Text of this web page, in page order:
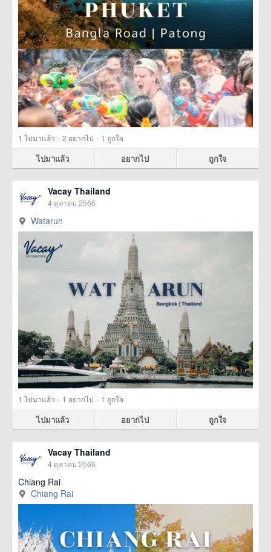
1 ไปมาแล้ว · 2 อยากไป · 1 ถูกใจ
ไปมาแล้ว อยากไป ถูกใจ
Vacay Thailand
4 ตุลาคม 2566
Watarun
1 ไปมาแล้ว · 1 อยากไป · 1 ถูกใจ
ไปมาแล้ว อยากไป ถูกใจ
Vacay Thailand
4 ตุลาคม 2566
Chiang Rai
Chiang Rai